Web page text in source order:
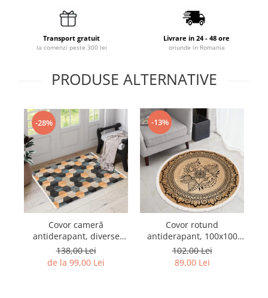
Transport gratuit
la comenzi peste 300 lei
Livrare in 24 - 48 ore
oriunde in Romania
PRODUSE ALTERNATIVE
-28%
Covor cameră
antiderapant, diverse
mărimi, CCA1412
138,00 Lei
de la 99,00 Lei
-13%
Covor rotund
antiderapant, 100x100
cm, COR010
102,00 Lei
89,00 Lei